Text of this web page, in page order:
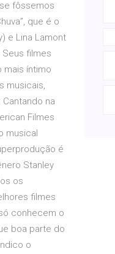
fôssemos
que é o
e Lina Lamont
filmes
mais íntimo
musicais,
na
Filmes
musical
é
Stanley
os
filmes
conhecem o
boa parte do
o